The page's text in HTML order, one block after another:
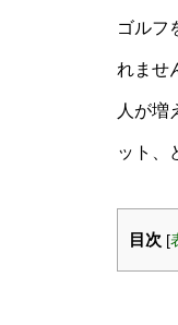
ゴルフ
れませ
人が増
ット、
目次 [